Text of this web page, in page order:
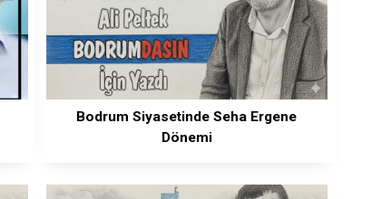
Bodrum Siyasetinde Seha Ergene
Dönemi